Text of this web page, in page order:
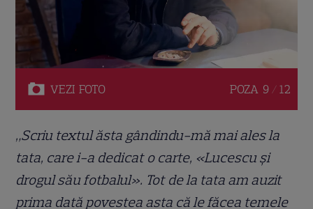
VEZI FOTO POZA 9 / 12
„Scriu textul ăsta gândindu-mă mai ales la
tata, care i-a dedicat o carte, «Lucescu și
drogul său fotbalul». Tot de la tata am auzit
prima dată povestea asta că le făcea temele